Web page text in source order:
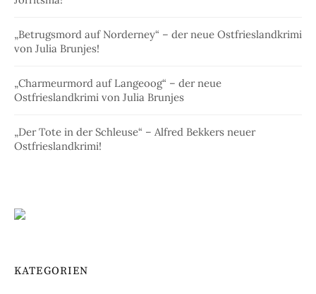
„Betrugsmord auf Norderney“ – der neue Ostfrieslandkrimi
von Julia Brunjes!
„Charmeurmord auf Langeoog“ – der neue
Ostfrieslandkrimi von Julia Brunjes
„Der Tote in der Schleuse“ – Alfred Bekkers neuer
Ostfrieslandkrimi!
KATEGORIEN